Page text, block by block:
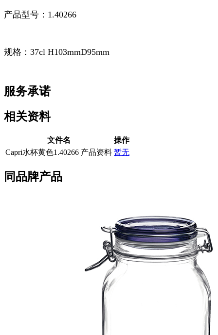
产品型号：1.40266
规格：37cl H103mmD95mm
服务承诺
相关资料
文件名
操作
Capri水杯黄色1.40266 产品资料 暂无
同品牌产品